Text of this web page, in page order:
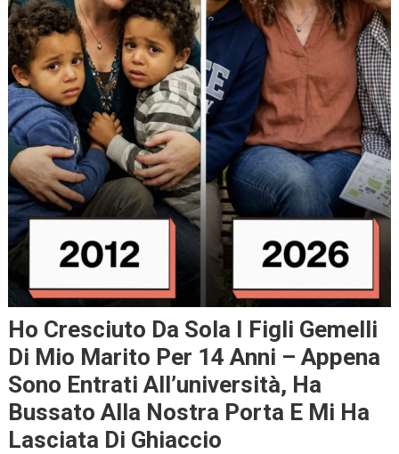
Ho Cresciuto Da Sola I Figli Gemelli
Di Mio Marito Per 14 Anni – Appena
Sono Entrati All’università, Ha
Bussato Alla Nostra Porta E Mi Ha
Lasciata Di Ghiaccio